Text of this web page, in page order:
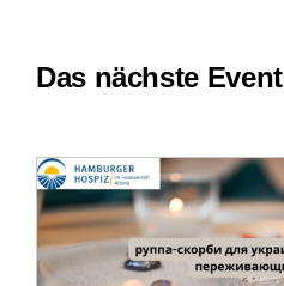
Impressum
Erfahrungsberichte
Downloads
Das nächste Event